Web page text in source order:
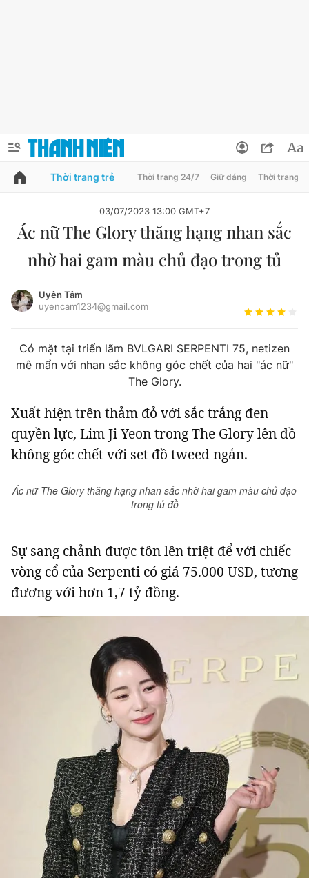
PODCAST QUẢNG CÁO
Chuyên mục
Chuyên mục khác
Tin 360
Video Podcasts
Magazine
Bạn cần biết
Thông tin tòa soạn Liên hệ quảng cáo
Đọc Thanh Niên trên điện thoại
Theo dõi báo trên
0906 645 777
Liên hệ quảng cáo
0908 780 404
Đặt báo Quảng cáo RSS Tòa soạn Chính sách bảo
Thông tin tài khoản
Đổi mật khẩu
Đăng xuất
Thời trang trẻ Thời trang 24/7 Giữ dáng Thời trang
03/07/2023 13:00 GMT+7
Ác nữ The Glory thăng hạng nhan sắc
nhờ hai gam màu chủ đạo trong tủ
Uyên Tâm
uyencam1234@gmail.com
Có mặt tại triển lãm BVLGARI SERPENTI 75, netizen
mê mẩn với nhan sắc không góc chết của hai "ác nữ"
The Glory.
Xuất hiện trên thảm đỏ với sắc trắng đen
quyền lực, Lim Ji Yeon trong The Glory lên đồ
không góc chết với set đồ tweed ngắn.
Ác nữ The Glory thăng hạng nhan sắc nhờ hai gam màu chủ đạo
trong tủ đồ
Sự sang chảnh được tôn lên triệt để với chiếc
vòng cổ của Serpenti có giá 75.000 USD, tương
đương với hơn 1,7 tỷ đồng.